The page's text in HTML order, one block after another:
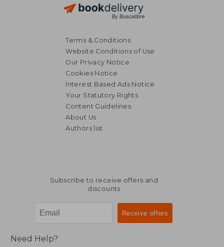
Terms & Conditions
Website Conditions of Use
Our Privacy Notice
Cookies Notice
Interest Based Ads Notice
Your Statutory Rights
Content Guidelines
About Us
Authors list
Subscribe to receive offers and
discounts
Need Help?